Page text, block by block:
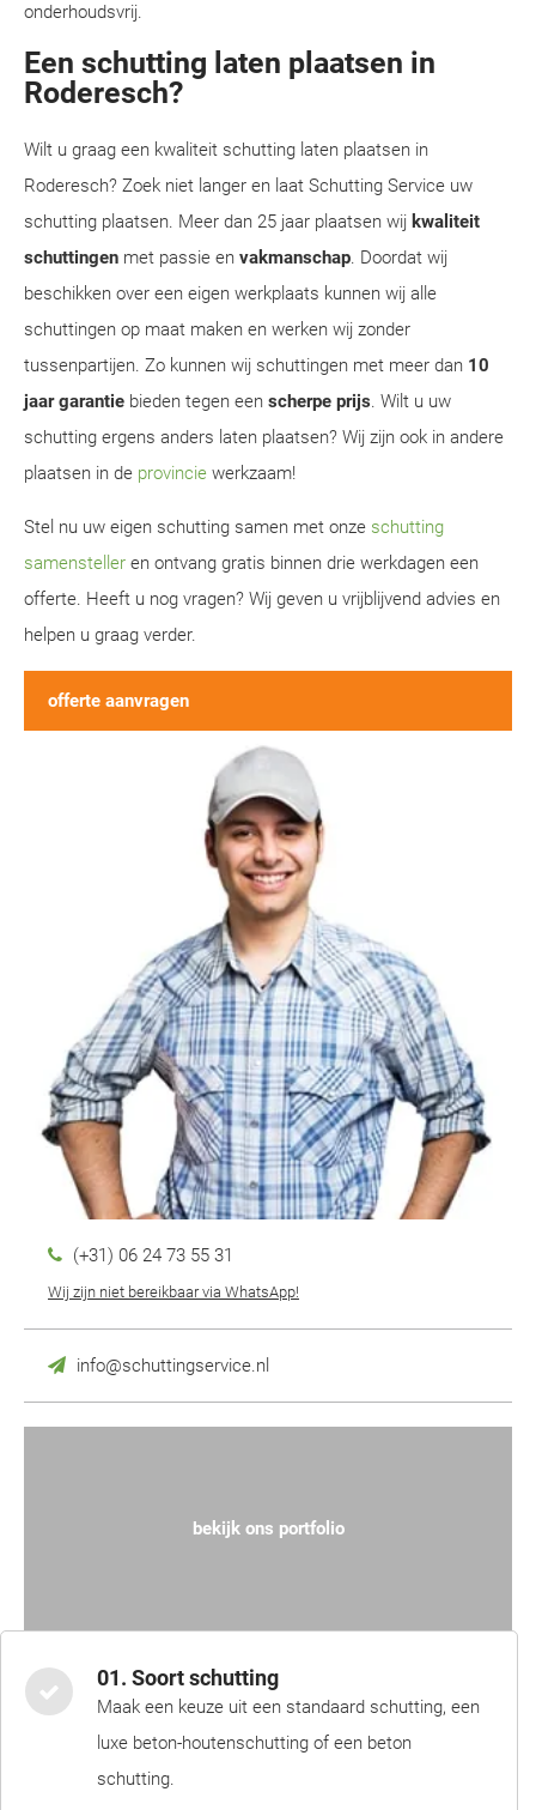
onderhoudsvrij.
Een schutting laten plaatsen in
Roderesch?
Wilt u graag een kwaliteit schutting laten plaatsen in
Roderesch? Zoek niet langer en laat Schutting Service uw
schutting plaatsen. Meer dan 25 jaar plaatsen wij kwaliteit
schuttingen met passie en vakmanschap. Doordat wij
beschikken over een eigen werkplaats kunnen wij alle
schuttingen op maat maken en werken wij zonder
tussenpartijen. Zo kunnen wij schuttingen met meer dan 10
jaar garantie bieden tegen een scherpe prijs. Wilt u uw
schutting ergens anders laten plaatsen? Wij zijn ook in andere
plaatsen in de provincie werkzaam!
Stel nu uw eigen schutting samen met onze schutting
samensteller en ontvang gratis binnen drie werkdagen een
offerte. Heeft u nog vragen? Wij geven u vrijblijvend advies en
helpen u graag verder.
offerte aanvragen
(+31) 06 24 73 55 31
Wij zijn niet bereikbaar via WhatsApp!
info@schuttingservice.nl
bekijk ons portfolio
01. Soort schutting
Maak een keuze uit een standaard schutting, een
luxe beton-houtenschutting of een beton
schutting.